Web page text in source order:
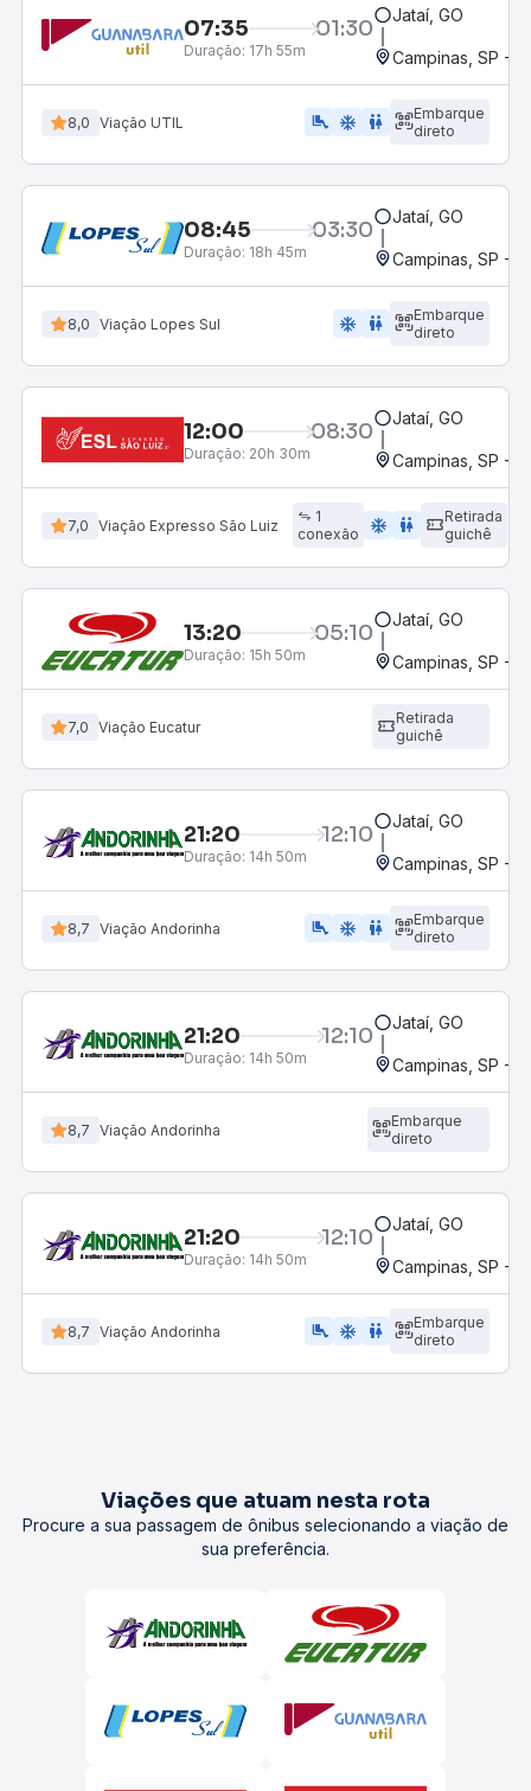
07:35 01:30
Duração: 17h 55m
Jataí, GO
Campinas, SP -
8,0 Viação UTIL airline_seat_legroom_extra ac_unit wc
Embarque
direto
08:45 03:30
Duração: 18h 45m
Jataí, GO
Campinas, SP -
8,0 Viação Lopes Sul ac_unit wc
Embarque
direto
12:00 08:30
Duração: 20h 30m
Jataí, GO
Campinas, SP -
7,0 Viação Expresso São Luiz
1
conexão
ac_unit wc
Retirada
guichê
13:20 05:10
Duração: 15h 50m
Jataí, GO
Campinas, SP -
7,0 Viação Eucatur
Retirada
guichê
21:20 12:10
Duração: 14h 50m
Jataí, GO
Campinas, SP -
8,7 Viação Andorinha airline_seat_legroom_extra ac_unit wc
Embarque
direto
21:20 12:10
Duração: 14h 50m
Jataí, GO
Campinas, SP -
8,7 Viação Andorinha
Embarque
direto
21:20 12:10
Duração: 14h 50m
Jataí, GO
Campinas, SP -
8,7 Viação Andorinha airline_seat_legroom_extra ac_unit wc
Embarque
direto
Viações que atuam nesta rota
Procure a sua passagem de ônibus selecionando a viação de
sua preferência.